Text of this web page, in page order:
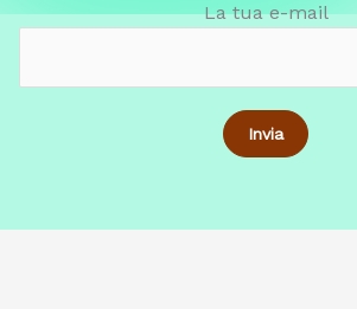
La tua e-mail